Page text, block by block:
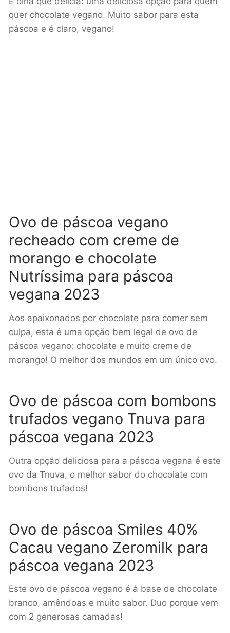
quer chocolate vegano. Muito sabor para esta
páscoa e é claro, vegano!
Ovo de páscoa vegano
recheado com creme de
morango e chocolate
Nutríssima para páscoa
vegana 2023
Aos apaixonados por chocolate para comer sem
culpa, esta é uma opção bem legal de ovo de
páscoa vegano: chocolate e muito creme de
morango! O melhor dos mundos em um único ovo.
Ovo de páscoa com bombons
trufados vegano Tnuva para
páscoa vegana 2023
Outra opção deliciosa para a páscoa vegana é este
ovo da Tnuva, o melhor sabor do chocolate com
bombons trufados!
Ovo de páscoa Smiles 40%
Cacau vegano Zeromilk para
páscoa vegana 2023
Este ovo de páscoa vegano é à base de chocolate
branco, amêndoas e muito sabor. Duo porque vem
com 2 generosas camadas!